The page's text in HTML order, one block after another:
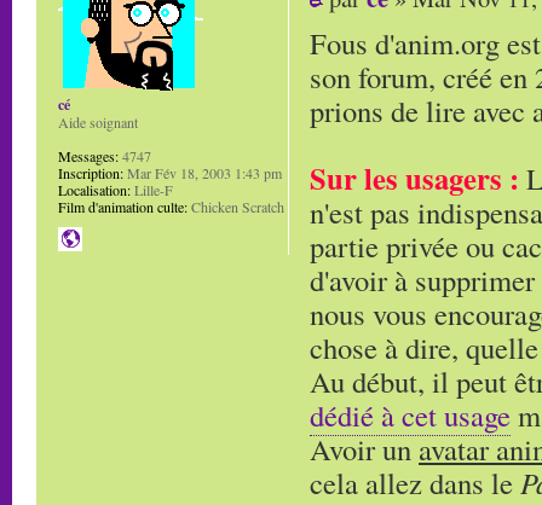
Fous d'anim.org
son forum, créé en
prions de lire avec
Sur les usagers :
n'est pas
partie privée ou
d'avoir à
nous vous
chose à dire,
Au début, il peut
dédié à cet usage
Avoir unavatar
cela allez dans le
cé
Aide soignant
Messages:4747
Inscription:Mar Fév 18, 2003 1:43 pm
Localisation:Lille-F
Film d'animation culte:Chicken Scratch